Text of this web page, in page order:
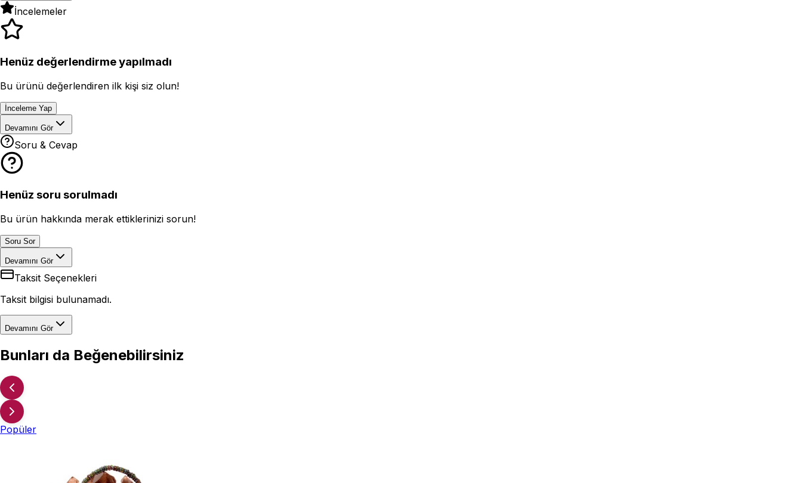
İncelemeler
Henüz değerlendirme yapılmadı
Bu ürünü değerlendiren ilk kişi siz olun!
İnceleme Yap
Devamını Gör
Soru & Cevap
Henüz soru sorulmadı
Bu ürün hakkında merak ettiklerinizi sorun!
Soru Sor
Devamını Gör
Taksit Seçenekleri
Taksit bilgisi bulunamadı.
Devamını Gör
Bunları da Beğenebilirsiniz
Popüler